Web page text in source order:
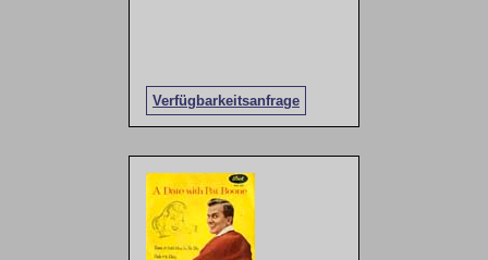
Verfügbarkeitsanfrage